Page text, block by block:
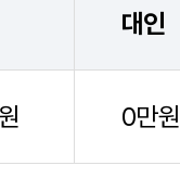
대인
0만원